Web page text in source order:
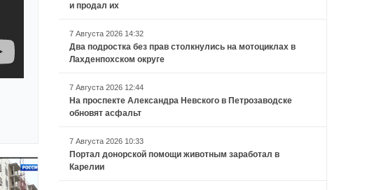
и продал их
7 Августа 2026 14:32
Два подростка без прав столкнулись на мотоциклах в
Лахденпохском округе
7 Августа 2026 12:44
На проспекте Александра Невского в Петрозаводске
обновят асфальт
7 Августа 2026 10:33
Портал донорской помощи животным заработал в
Карелии